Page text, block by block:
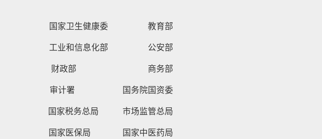
国家卫生健康委 教育部
工业和信息化部 公安部
财政部 商务部
审计署 国务院国资委
国家税务总局 市场监管总局
国家医保局 国家中医药局